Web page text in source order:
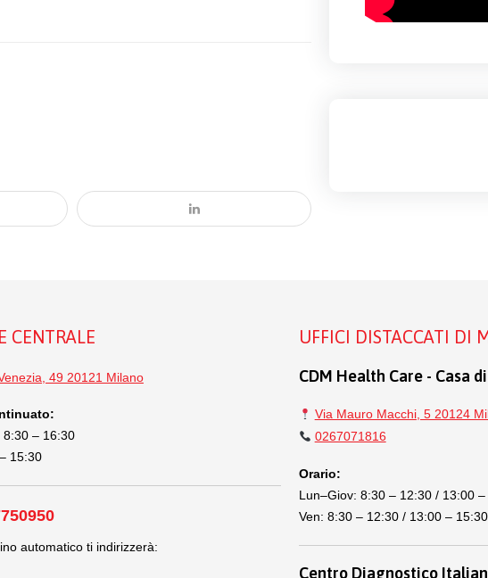
CENTRALE
49 20121 Milano
8:30 – 16:30
15:30
automatico ti indirizzerà:
UFFICI DISTACCATI DI
CDM Health Care - Casa
Via Mauro Macchi, 5 20124
0267071816
Orario:
Lun–Giov: 8:30 – 12:30 / 13:00
Ven: 8:30 – 12:30 / 13:00 – 15:30
Centro Diagnostico